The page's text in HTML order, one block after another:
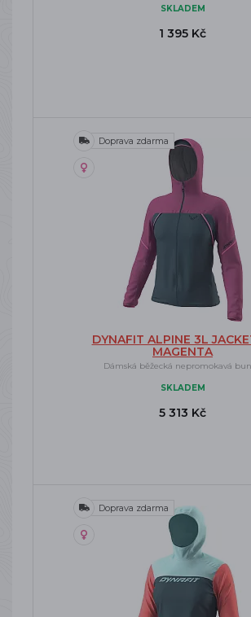
SKLADEM
1 395 Kč
Doprava zdarma
DYNAFIT ALPINE 3L
MAGENTA
Dámská běžecká nepromokavá
SKLADEM
5 313 Kč
Doprava zdarma